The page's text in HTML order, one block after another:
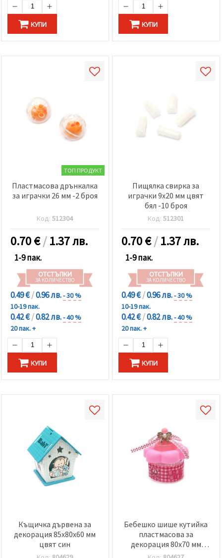
КУПИ КУПИ
ТОП ПРОДУКТ
Пластмасова дрънкалка
за играчки 26 мм -2 броя
Код:512304
0.70€/1.37 лв.
1-9 пак.
ОТСТЪПКИ
ЗА КОЛИЧЕСТВО
0.49 €/0.96 лв.- 30 %
10-19 пак.
0.42 €/0.82 лв.- 40 %
20 пак. +
КУПИ
Пищялка свирка за
играчки 9x20 мм цвят
бял -10 броя
Код:512301
0.70€/1.37 лв.
1-9 пак.
ОТСТЪПКИ
ЗА КОЛИЧЕСТВО
0.49 €/0.96 лв.- 30 %
10-19 пак.
0.42 €/0.82 лв.- 40 %
20 пак. +
КУПИ
Къщичка дървена за
декорация 85x80x60 мм
цвят син
Бебешко шише кутийка
пластмасова за
декорация 80x70 мм
цвят розов